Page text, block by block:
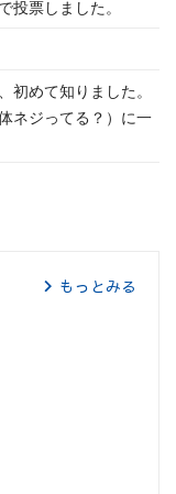
投票しました。
初めて知りました。
ネジってる？）に一
もっとみる